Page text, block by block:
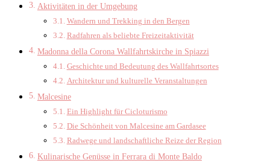
Aktivitäten in der Umgebung
Wandern und Trekking in den Bergen
Radfahren als beliebte Freizeitaktivität
Madonna della Corona Wallfahrtskirche in Spiazzi
Geschichte und Bedeutung des Wallfahrtsortes
Architektur und kulturelle Veranstaltungen
Malcesine
Ein Highlight für Cicloturismo
Die Schönheit von Malcesine am Gardasee
Radwege und landschaftliche Reize der Region
Kulinarische Genüsse in Ferrara di Monte Baldo